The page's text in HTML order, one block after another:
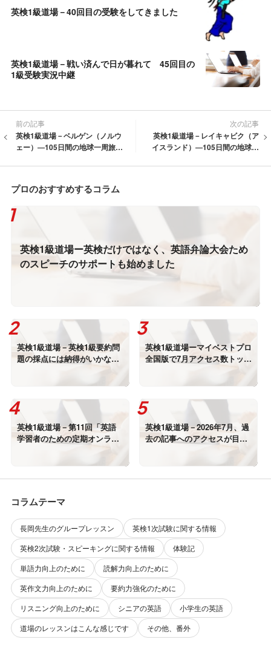
英検1級道場－40回目の受験をしてきました
英検1級道場－戦い済んで日が暮れて 45回目の
1級受験実況中継
前の記事
英検1級道場－ベルゲン（ノルウ
ェー）―105日間の地球一周旅行
ジへの準備をして帰国します
次の記事
英検1級道場－レイキャビク（ア
イスランド）―105日間の地球一
ャレンジへの準備をして帰国し
プロのおすすめするコラム
英検1級道場ー英検だけではなく、英語弁論大会ため
のスピーチのサポートも始めました
英検1級道場－英検1級要約問
題の採点には納得がいかない
英検1級道場ーマイベストプロ
全国版で7月アクセス数トップ
英検1級道場－第11回「英語
学習者のための定期オンライ
ン懇談会」を行いました
英検1級道場－2026年7月、過
去の記事へのアクセスが目立
ちました―年月が経っても本
質は変わらないということの
コラムテーマ
長岡先生のグループレッスン
英検1次試験に関する情報
英検2次試験・スピーキングに関する情報
体験記
単語力向上のために
読解力向上のために
英作文力向上のために
要約力強化のために
リスニング向上のために
シニアの英語
小学生の英語
道場のレッスンはこんな感じです
その他、番外